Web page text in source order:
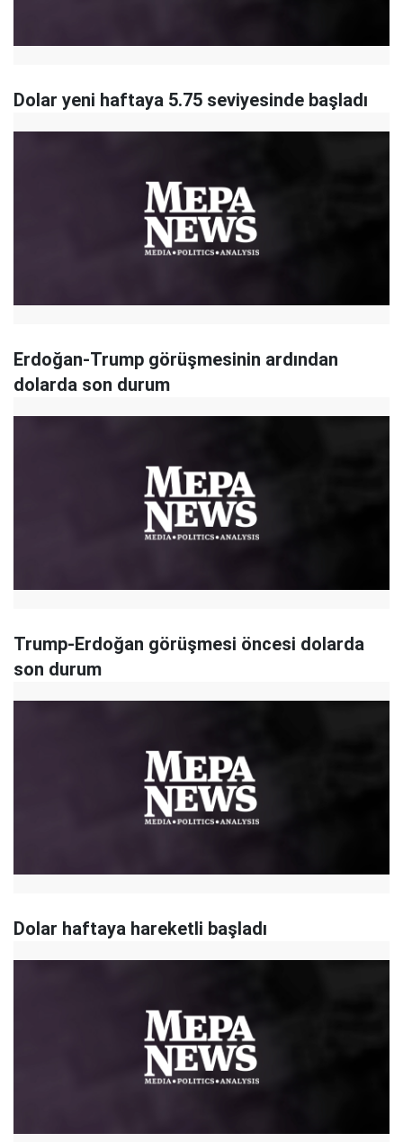
Dolar yeni haftaya 5.75 seviyesinde başladı
Erdoğan-Trump görüşmesinin ardından
dolarda son durum
Trump-Erdoğan görüşmesi öncesi dolarda
son durum
Dolar haftaya hareketli başladı